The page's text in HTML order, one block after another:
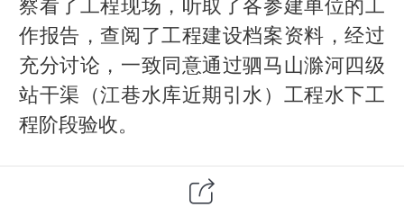
察看了工程现场，听取了各参建单位的工
作报告，查阅了工程建设档案资料，经过
充分讨论，一致同意通过驷马山滁河四级
站干渠（江巷水库近期引水）工程水下工
程阶段验收。
驷马山滁河四级站干渠（江巷水库近期